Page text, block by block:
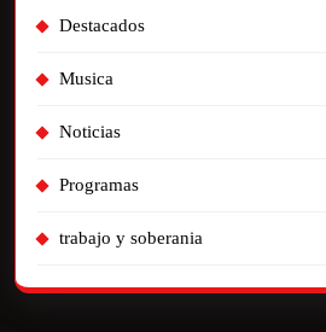
Destacados
Musica
Noticias
Programas
trabajo y soberania